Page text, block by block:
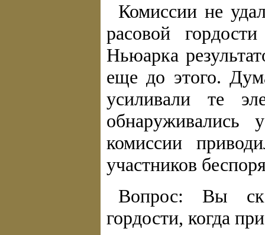
Комиссии не
расовой
Ньюарка
еще до этого.
усиливали те
комиссии
участников
Вопрос: Вы
гордости, когда